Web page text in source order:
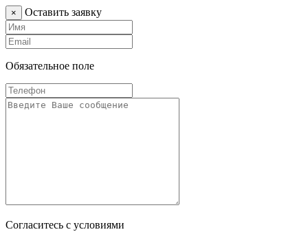
× Оставить заявку
Обязательное поле
Согласитесь с условиями